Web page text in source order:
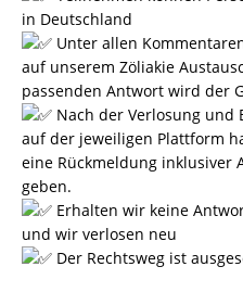
in Deutschland
Unter allen
auf unserem Zöliakie
passenden Antwort wird der
Nach der Verlosung und
auf der jeweiligen Plattform
eine Rückmeldung inklusiver
geben.
Erhalten wir keine
und wir verlosen neu
Der Rechtsweg ist